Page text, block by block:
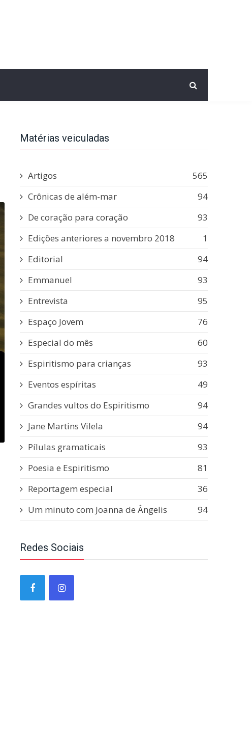
Matérias veiculadas
Artigos
565
Crônicas de além-mar
94
De coração para coração
93
Edições anteriores a novembro 2018
1
Editorial
94
Emmanuel
93
Entrevista
95
Espaço Jovem
76
Especial do mês
60
Espiritismo para crianças
93
Eventos espíritas
49
Grandes vultos do Espiritismo
94
Jane Martins Vilela
94
Pílulas gramaticais
93
Poesia e Espiritismo
81
Reportagem especial
36
Um minuto com Joanna de Ângelis
94
Redes Sociais